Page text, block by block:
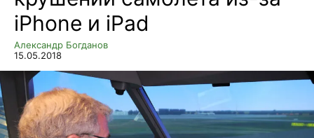
iPhone и iPad
Александр Богданов
15.05.2018